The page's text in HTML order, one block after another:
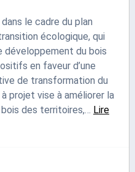
le cadre du plan
écologique, qui
développement du bois
en faveur d’une
de transformation du
projet vise à améliorer la
des territoires,… Lire